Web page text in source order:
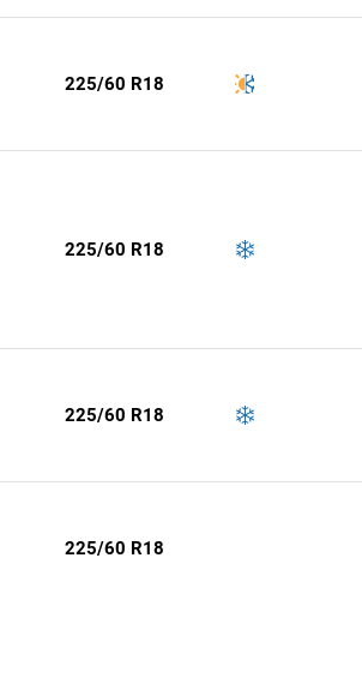
225/60 R18
225/60 R18
225/60 R18
225/60 R18